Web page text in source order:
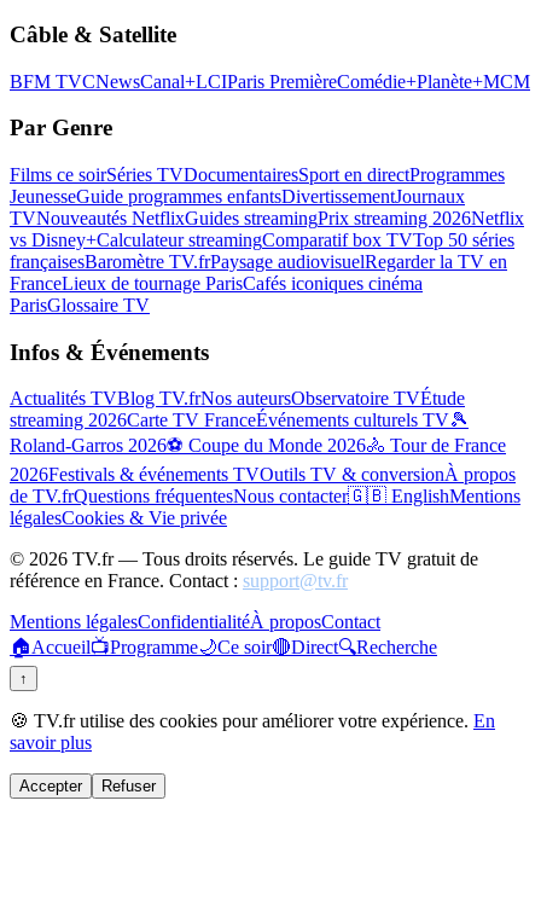
Câble & Satellite
BFM TVCNewsCanal+LCIParis PremièreComédie+Planète+MCM
Par Genre
Films ce soirSéries TVDocumentairesSport en directProgrammes
JeunesseGuide programmes enfantsDivertissementJournaux
TVNouveautés NetflixGuides streamingPrix streaming 2026Netflix
vs Disney+Calculateur streamingComparatif box TVTop 50 séries
françaisesBaromètre TV.frPaysage audiovisuelRegarder la TV en
FranceLieux de tournage ParisCafés iconiques cinéma
ParisGlossaire TV
Infos & Événements
Actualités TVBlog TV.frNos auteursObservatoire TVÉtude
streaming 2026Carte TV FranceÉvénements culturels TV🎾
Roland-Garros 2026⚽ Coupe du Monde 2026🚴 Tour de France
2026Festivals & événements TVOutils TV & conversionÀ propos
de TV.frQuestions fréquentesNous contacter🇬🇧 EnglishMentions
légalesCookies & Vie privée
© 2026 TV.fr — Tous droits réservés. Le guide TV gratuit de
référence en France. Contact : support@tv.fr
Mentions légalesConfidentialitéÀ proposContact
🏠Accueil📺Programme🌙Ce soir🔴Direct🔍Recherche
↑
🍪 TV.fr utilise des cookies pour améliorer votre expérience. En
savoir plus
Accepter Refuser